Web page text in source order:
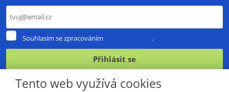
Souhlasím
údajů.
Souhlasím se zpracováním .
Přihlásit se
Formulář
Tento web využívá cookies